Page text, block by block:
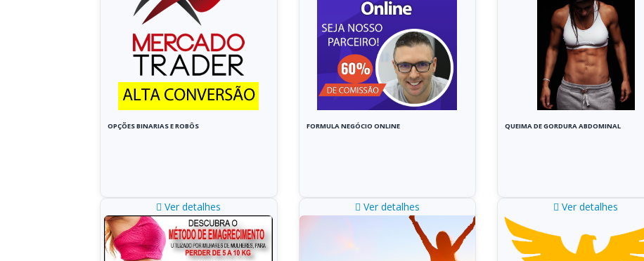
OPÇÕES BINARIAS E ROBÔS FORMULA NEGÓCIO ONLINE QUEIMA DE GORDURA ABDOMINAL
Ver detalhes Ver detalhes Ver detalhes